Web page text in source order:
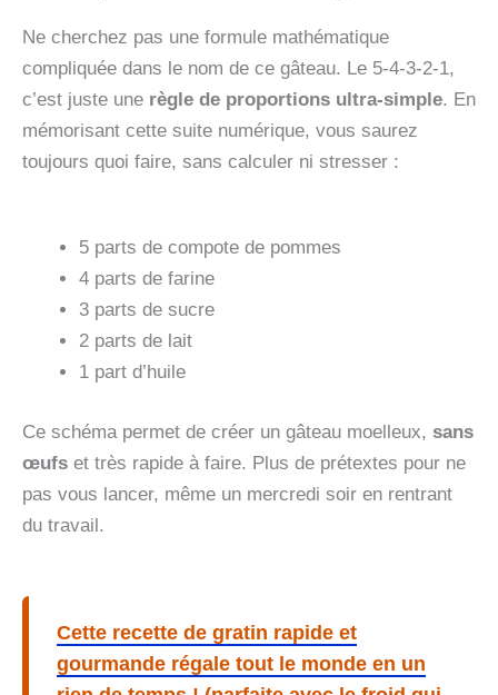
Ne cherchez pas une formule mathématique
compliquée dans le nom de ce gâteau. Le 5-4-3-2-1,
c’est juste une règle de proportions ultra-simple. En
mémorisant cette suite numérique, vous saurez
toujours quoi faire, sans calculer ni stresser :
5 parts de compote de pommes
4 parts de farine
3 parts de sucre
2 parts de lait
1 part d’huile
Ce schéma permet de créer un gâteau moelleux, sans
œufs et très rapide à faire. Plus de prétextes pour ne
pas vous lancer, même un mercredi soir en rentrant
du travail.
Cette recette de gratin rapide et
gourmande régale tout le monde en un